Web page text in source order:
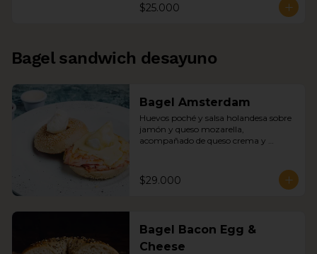
$25.000
Bagel sandwich desayuno
Bagel Amsterdam
Huevos poché y salsa holandesa sobre
jamón y queso mozarella,
acompañado de queso crema y
$29.000
Bagel Bacon Egg &
Cheese